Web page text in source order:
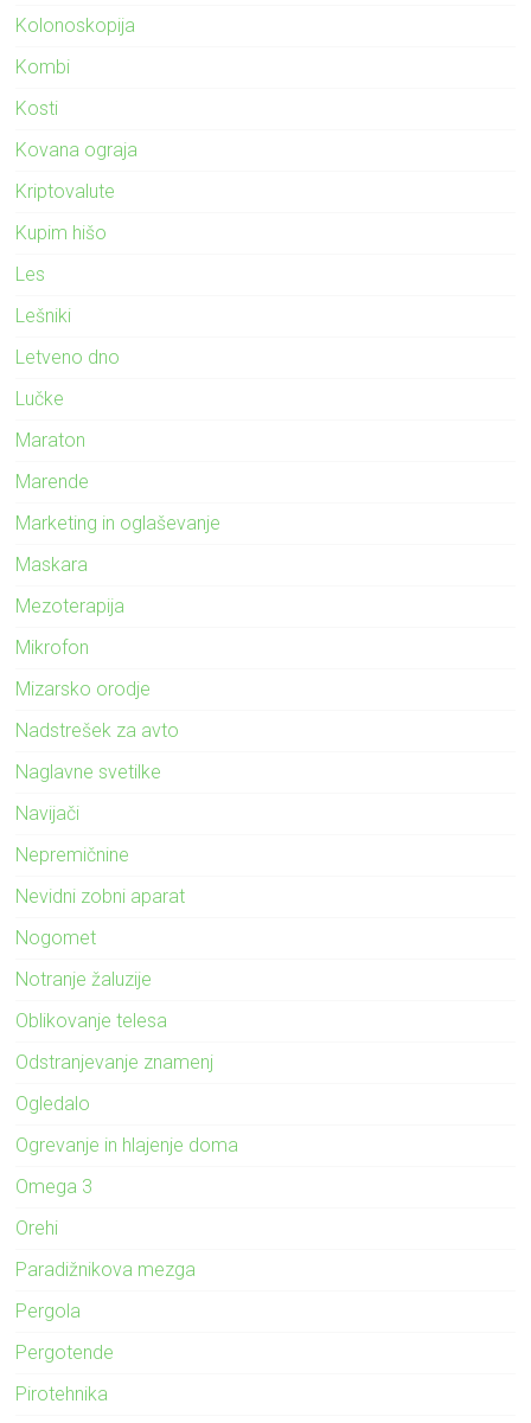
Kolonoskopija
Kombi
Kosti
Kovana ograja
Kriptovalute
Kupim hišo
Les
Lešniki
Letveno dno
Lučke
Maraton
Marende
Marketing in oglaševanje
Maskara
Mezoterapija
Mikrofon
Mizarsko orodje
Nadstrešek za avto
Naglavne svetilke
Navijači
Nepremičnine
Nevidni zobni aparat
Nogomet
Notranje žaluzije
Oblikovanje telesa
Odstranjevanje znamenj
Ogledalo
Ogrevanje in hlajenje doma
Omega 3
Orehi
Paradižnikova mezga
Pergola
Pergotende
Pirotehnika